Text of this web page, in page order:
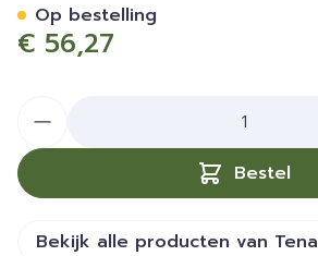
€ 56,27
Bestel
Op bestelling
Bekijk alle producten van Tena